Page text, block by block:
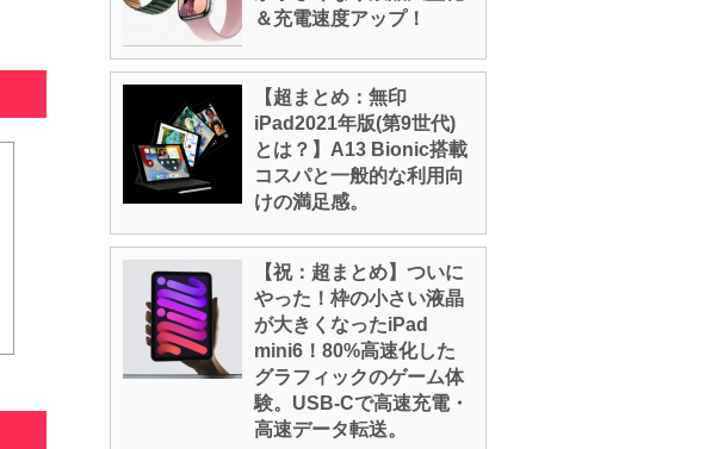
＆充電速度アップ！
【超まとめ：無印
iPad2021年版(第9世代)
とは？】A13 Bionic搭載
コスパと一般的な利用向
けの満足感。
【祝：超まとめ】ついに
やった！枠の小さい液晶
が大きくなったiPad
mini6！80%高速化した
グラフィックのゲーム体
験。USB-Cで高速充電・
高速データ転送。